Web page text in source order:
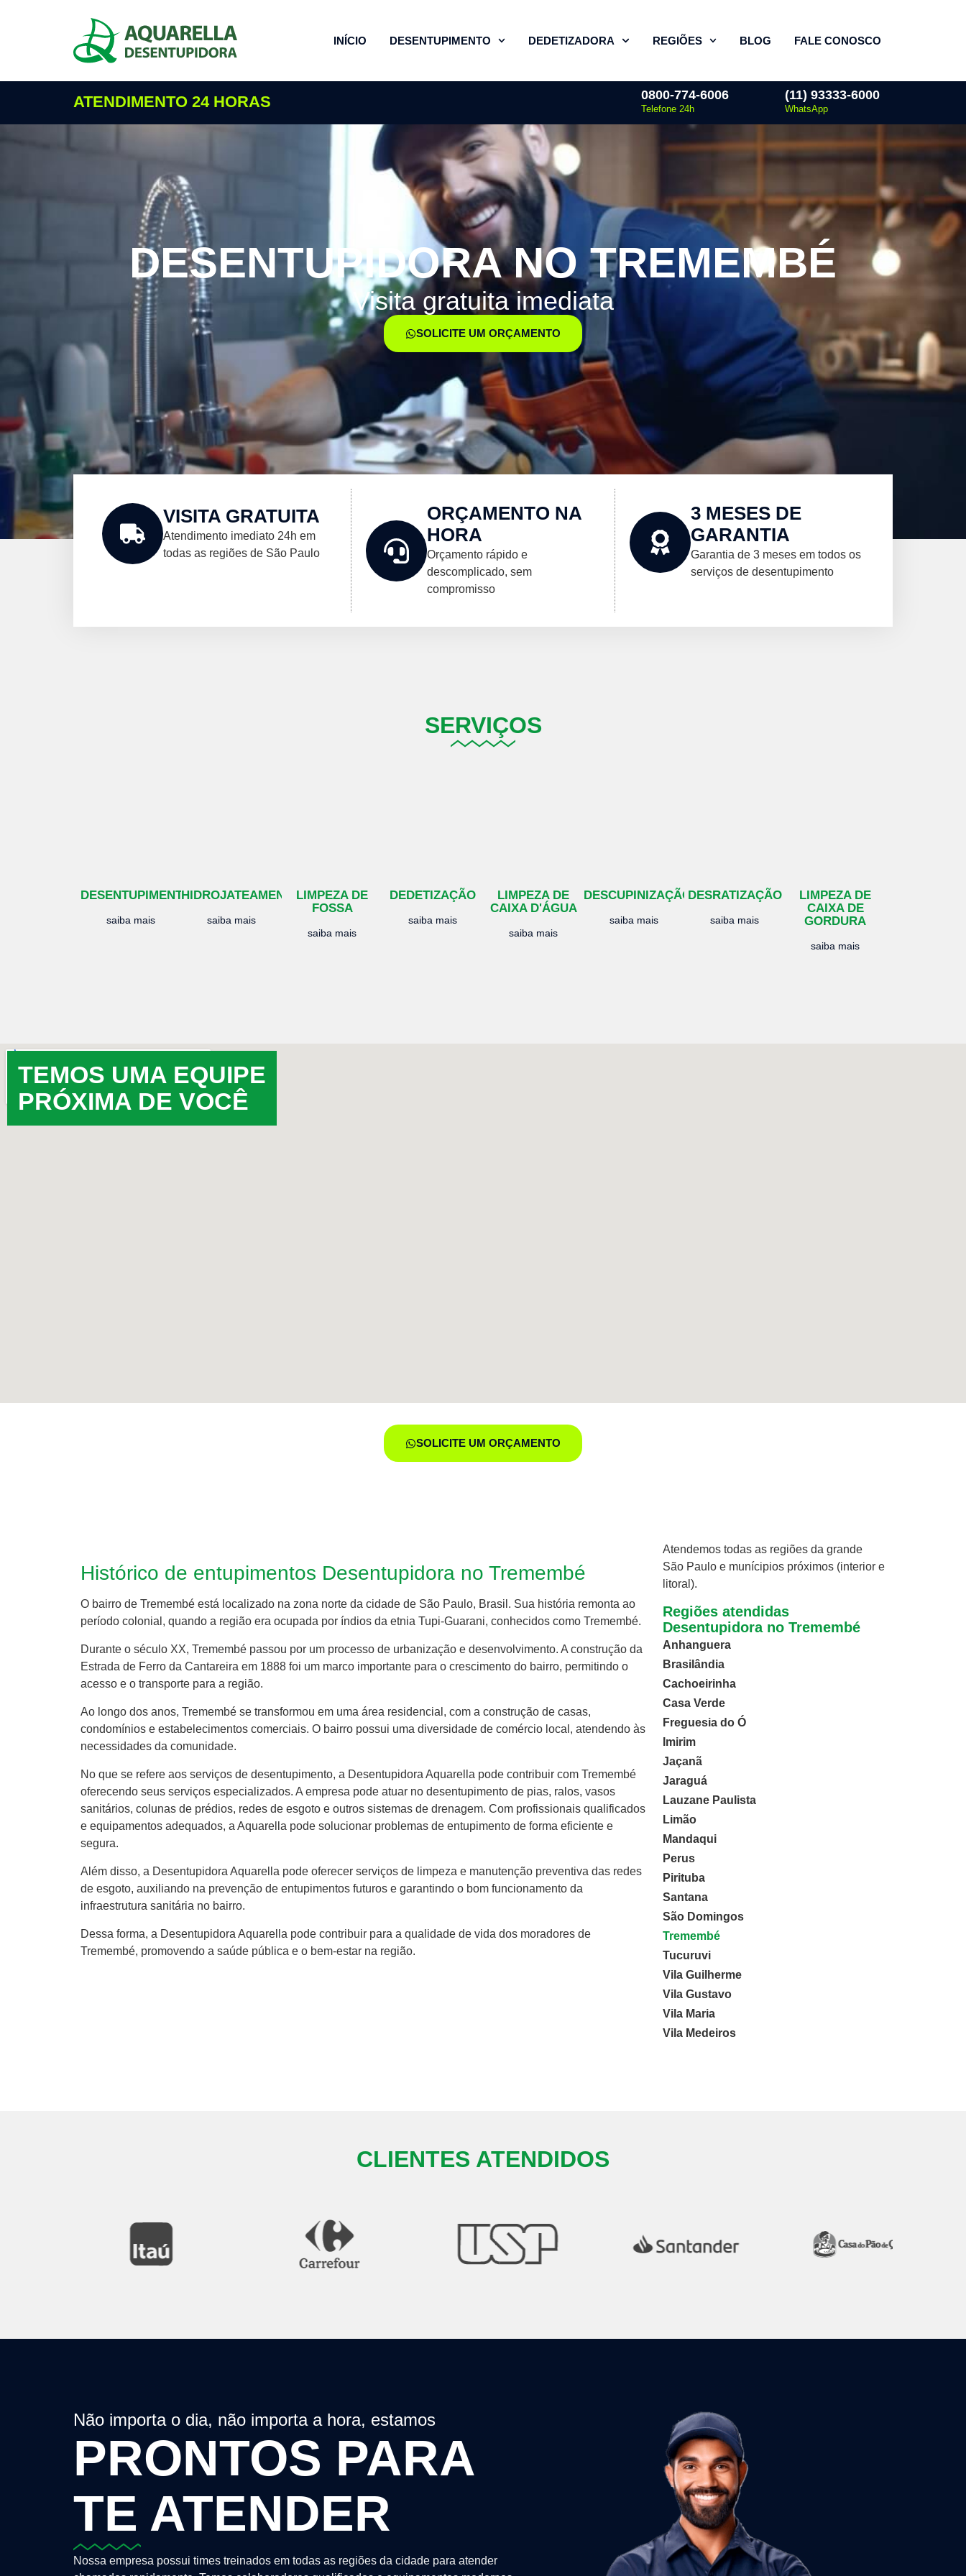
INÍCIO DESENTUPIMENTO DEDETIZADORA REGIÕES BLOG FALE CONOSCO
ATENDIMENTO 24 HORAS 0800-774-6006
Telefone 24h
(11) 93333-6000
WhatsApp
DESENTUPIDORA NO TREMEMBÉ
Visita gratuita imediata
SOLICITE UM ORÇAMENTO
VISITA GRATUITA
Atendimento imediato 24h em
todas as regiões de São Paulo
ORÇAMENTO NA
HORA
Orçamento rápido e
descomplicado, sem
compromisso
3 MESES DE
GARANTIA
Garantia de 3 meses em todos os
serviços de desentupimento
SERVIÇOS
DESENTUPIMENTO
saiba mais
HIDROJATEAMENTO
saiba mais
LIMPEZA DE
FOSSA
saiba mais
DEDETIZAÇÃO
saiba mais
LIMPEZA DE
CAIXA D'ÁGUA
saiba mais
DESCUPINIZAÇÃO
saiba mais
DESRATIZAÇÃO
saiba mais
LIMPEZA DE
CAIXA DE
GORDURA
saiba mais
TEMOS UMA EQUIPE
PRÓXIMA DE VOCÊ
SOLICITE UM ORÇAMENTO
Histórico de entupimentos Desentupidora no Tremembé
O bairro de Tremembé está localizado na zona norte da cidade de São Paulo, Brasil. Sua história remonta ao
período colonial, quando a região era ocupada por índios da etnia Tupi-Guarani, conhecidos como Tremembé.
Durante o século XX, Tremembé passou por um processo de urbanização e desenvolvimento. A construção da
Estrada de Ferro da Cantareira em 1888 foi um marco importante para o crescimento do bairro, permitindo o
acesso e o transporte para a região.
Ao longo dos anos, Tremembé se transformou em uma área residencial, com a construção de casas,
condomínios e estabelecimentos comerciais. O bairro possui uma diversidade de comércio local, atendendo às
necessidades da comunidade.
No que se refere aos serviços de desentupimento, a Desentupidora Aquarella pode contribuir com Tremembé
oferecendo seus serviços especializados. A empresa pode atuar no desentupimento de pias, ralos, vasos
sanitários, colunas de prédios, redes de esgoto e outros sistemas de drenagem. Com profissionais qualificados
e equipamentos adequados, a Aquarella pode solucionar problemas de entupimento de forma eficiente e
segura.
Além disso, a Desentupidora Aquarella pode oferecer serviços de limpeza e manutenção preventiva das redes
de esgoto, auxiliando na prevenção de entupimentos futuros e garantindo o bom funcionamento da
infraestrutura sanitária no bairro.
Dessa forma, a Desentupidora Aquarella pode contribuir para a qualidade de vida dos moradores de
Tremembé, promovendo a saúde pública e o bem-estar na região.
Atendemos todas as regiões da grande
São Paulo e munícipios próximos (interior e
litoral).
Regiões atendidas
Desentupidora no Tremembé
Anhanguera
Brasilândia
Cachoeirinha
Casa Verde
Freguesia do Ó
Imirim
Jaçanã
Jaraguá
Lauzane Paulista
Limão
Mandaqui
Perus
Pirituba
Santana
São Domingos
Tremembé
Tucuruvi
Vila Guilherme
Vila Gustavo
Vila Maria
Vila Medeiros
CLIENTES ATENDIDOS
Não importa o dia, não importa a hora, estamos
PRONTOS PARA
TE ATENDER
Nossa empresa possui times treinados em todas as regiões da cidade para atender